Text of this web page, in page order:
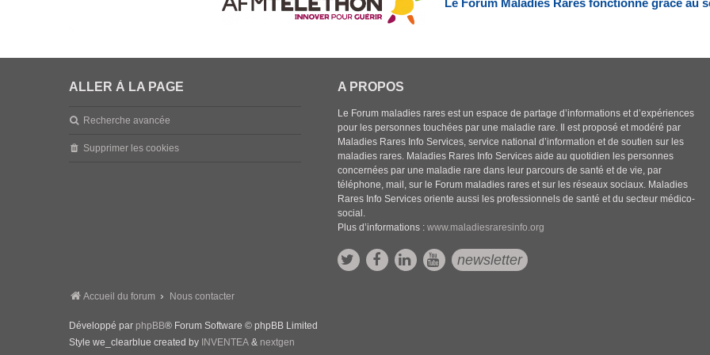
Le Forum Maladies Rares fonctionne grâce au
ALLER À LA PAGE
Recherche avancée
Supprimer les cookies
A PROPOS
Le Forum maladies rares est un espace de partage d’informations et d’expériences
pour les personnes touchées par une maladie rare. Il est proposé et modéré par
Maladies Rares Info Services, service national d’information et de soutien sur les
maladies rares. Maladies Rares Info Services aide au quotidien les personnes
concernées par une maladie rare dans leur parcours de santé et de vie, par
téléphone, mail, sur le Forum maladies rares et sur les réseaux sociaux. Maladies
Rares Info Services oriente aussi les professionnels de santé et du secteur médico-
social.
Plus d’informations :www.maladiesraresinfo.org
newsletter
Accueil du forum Nous contacter
Développé par phpBB® Forum Software © phpBB Limited
Style we_clearblue created by INVENTEA & nextgen